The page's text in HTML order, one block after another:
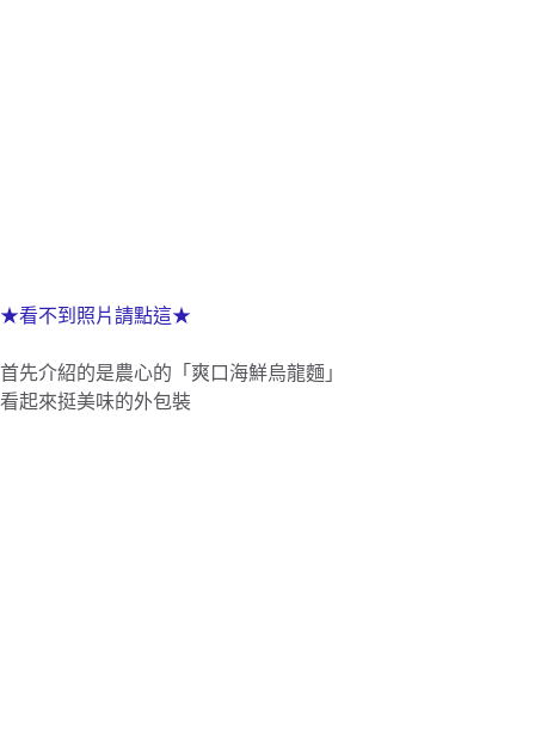
★看不到照片請點這★
首先介紹的是農心的「爽口海鮮烏龍麵」
看起來挺美味的外包裝